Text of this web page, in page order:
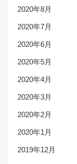
2020年8月
2020年7月
2020年6月
2020年5月
2020年4月
2020年3月
2020年2月
2020年1月
2019年12月